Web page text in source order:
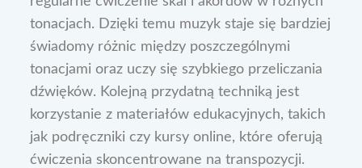
tonacjach. Dzięki temu muzyk staje się bardziej
świadomy różnic między poszczególnymi
tonacjami oraz uczy się szybkiego przeliczania
dźwięków. Kolejną przydatną techniką jest
korzystanie z materiałów edukacyjnych, takich
jak podręczniki czy kursy online, które oferują
ćwiczenia skoncentrowane na transpozycji.